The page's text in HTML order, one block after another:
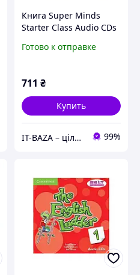
Книга Super Minds
Starter Class Audio CDs
Cambridge University
Готово к отправке
711 ₴
Купить
IT-BAZA – ціла база потрібних речей для всієї родини 99%